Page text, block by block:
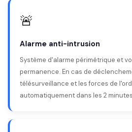
🚨
Alarme anti-intrusion
Système d'alarme périmétrique et
permanence. En cas de
télésurveillance et les forces de
automatiquement dans les 2